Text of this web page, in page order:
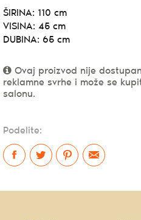
ŠIRINA: 110 cm
VISINA: 45 cm
DUBINA: 65 cm
Ovaj proizvod nije
reklamne svrhe i može se
salonu.
Podelite: